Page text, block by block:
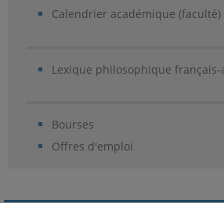
Calendrier académique (faculté)
Lexique philosophique français-
Bourses
Offres d'emploi